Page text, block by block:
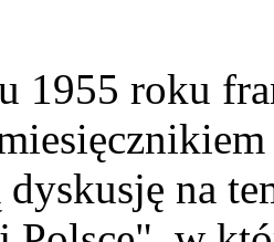
1955 roku
na